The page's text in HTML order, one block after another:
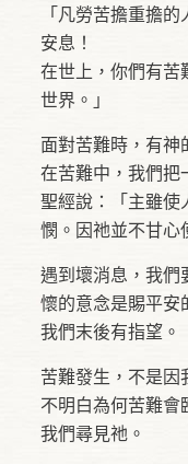
「凡勞苦擔重擔
安息！
在世上，你們有苦
世界。」
面對苦難時，有神
在苦難中，我們把
聖經說：「主雖使
憫。因祂並不甘心
遇到壞消息，我們
懷的意念是賜平安
我們末後有指望。
苦難發生，不是
不明白為何苦難
我們尋見祂。